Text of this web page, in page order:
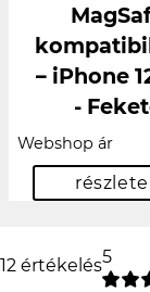
– iPhone
-
Webshop ár
12 értékelés5